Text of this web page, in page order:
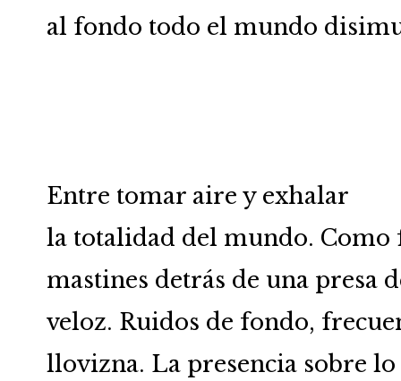
al fondo todo el mundo
Entre tomar aire y exhalar
la totalidad del mundo. Como
mastines detrás de una presa
veloz. Ruidos de fondo,
llovizna. La presencia sobre